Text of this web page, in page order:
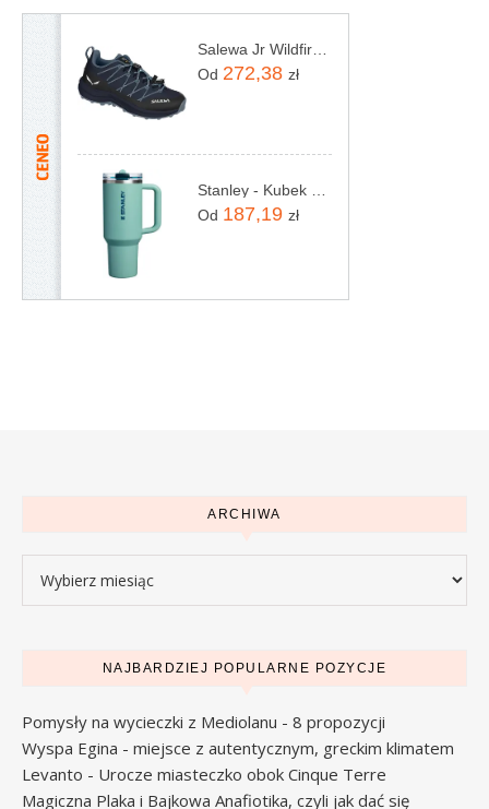
Od 272,38 zł
Od 187,19 zł
ARCHIWA
NAJBARDZIEJ POPULARNE POZYCJE
Pomysły na wycieczki z Mediolanu - 8 propozycji
Wyspa Egina - miejsce z autentycznym, greckim klimatem
Levanto - Urocze miasteczko obok Cinque Terre
Magiczna Plaka i Bajkowa Anafiotika, czyli jak dać się